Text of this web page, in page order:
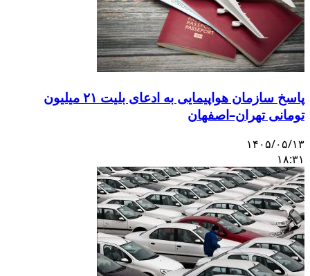
پاسخ سازمان هواپیمایی به ادعای بلیت ۲۱ میلیون
تومانی تهران–اصفهان
۱۴۰۵/۰۵/۱۳
۱۸:۳۱